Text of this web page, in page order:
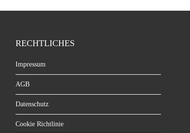
RECHTLICHES
Impressum
AGB
Datenschutz
Cookie Richtlinie